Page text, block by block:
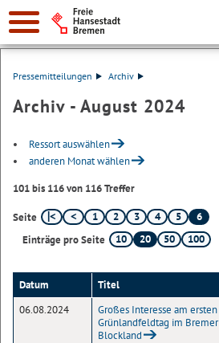
Suche:
Pressemitteilungen Archiv
Archiv - August 2024
Ressort auswählen
anderen Monat wählen
101 bis 116 von 116 Treffer
Seite 1 2 3 4 5
6
Einträge pro Seite
10 20 50 100
Datum Titel
06.08.2024
Großes Interesse am ersten
Grünlandfeldtag im Bremer
Blockland